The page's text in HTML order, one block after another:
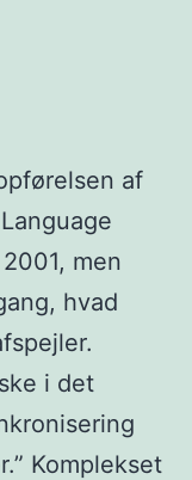
af
men
hvad
i det
Komplekset